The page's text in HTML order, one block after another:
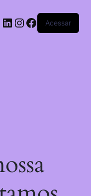
Acessar